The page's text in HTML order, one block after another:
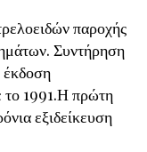
παροχής
Συντήρηση
το 1991.Η πρώτη
εξιδείκευση